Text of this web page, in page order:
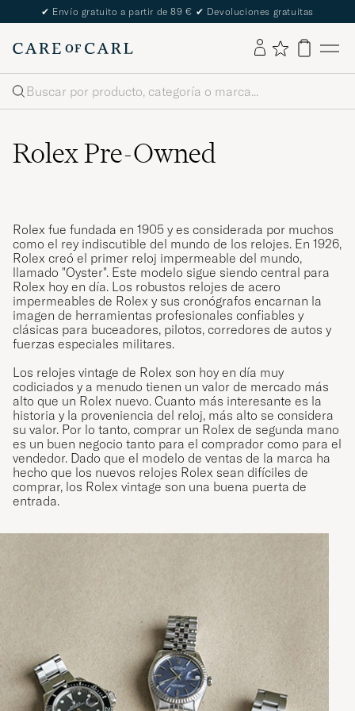
The Care of Carl Passport
Buscar
Rolex Pre-Owned
Rolex fue fundada en 1905 y es considerada por muchos
como el rey indiscutible del mundo de los relojes. En 1926,
Rolex creó el primer reloj impermeable del mundo,
llamado "Oyster". Este modelo sigue siendo central para
Rolex hoy en día. Los robustos relojes de acero
impermeables de Rolex y sus cronógrafos encarnan la
imagen de herramientas profesionales confiables y
clásicas para buceadores, pilotos, corredores de autos y
fuerzas especiales militares.
Los relojes vintage de Rolex son hoy en día muy
codiciados y a menudo tienen un valor de mercado más
alto que un Rolex nuevo. Cuanto más interesante es la
historia y la proveniencia del reloj, más alto se considera
su valor. Por lo tanto, comprar un Rolex de segunda mano
es un buen negocio tanto para el comprador como para el
vendedor. Dado que el modelo de ventas de la marca ha
hecho que los nuevos relojes Rolex sean difíciles de
comprar, los Rolex vintage son una buena puerta de
entrada.